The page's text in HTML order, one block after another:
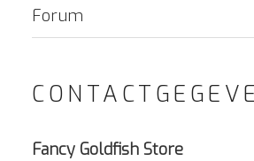
Forum
Fancy Goldfish Store